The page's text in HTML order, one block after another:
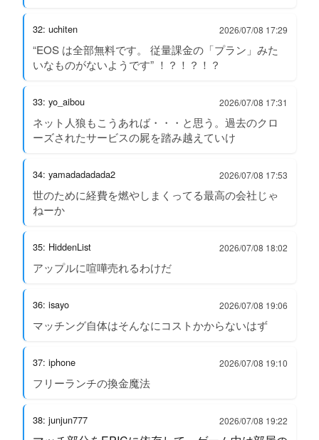
32: uchiten 2026/07/08 17:29
“EOS は全部無料です。 従量課金の「プラン」みた
いなものがないようです” ！？！？！？
33: yo_aibou 2026/07/08 17:31
ネット人狼もこうあれば・・・と思う。過去のクロ
ーズされたサービスの屍を踏み越えていけ
34: yamadadadada2 2026/07/08 17:53
世のために経費を燃やしまくってる最高の会社じゃ
ねーか
35: HiddenList 2026/07/08 18:02
アップルに喧嘩売れるわけだ
36: isayo 2026/07/08 19:06
マッチング自体はそんなにコストかからないはず
37: iphone 2026/07/08 19:10
フリーランチの換金魔法
38: junjun777 2026/07/08 19:22